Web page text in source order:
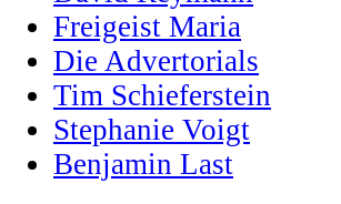
Freigeist Maria
Die Advertorials
Tim Schieferstein
Stephanie Voigt
Benjamin Last